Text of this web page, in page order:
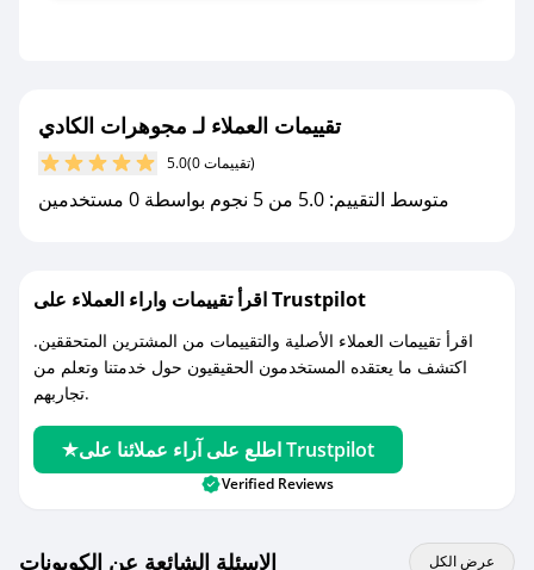
تقييمات العملاء لـ مجوهرات الكادي
5.0 (0 تقييمات)
متوسط التقييم: 5.0 من 5 نجوم بواسطة 0 مستخدمين
اقرأ تقييمات واراء العملاء على Trustpilot
اقرأ تقييمات العملاء الأصلية والتقييمات من المشترين المتحققين.
اكتشف ما يعتقده المستخدمون الحقيقيون حول خدمتنا وتعلم من
تجاربهم.
اطلع على آراء عملائنا على Trustpilot
Verified Reviews
الاسئلة الشائعة عن الكوبونات عرض الكل